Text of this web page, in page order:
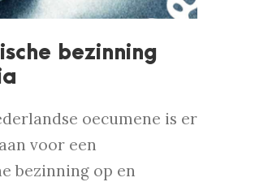
bezinning
oecumene is er
voor een
bezinning op en